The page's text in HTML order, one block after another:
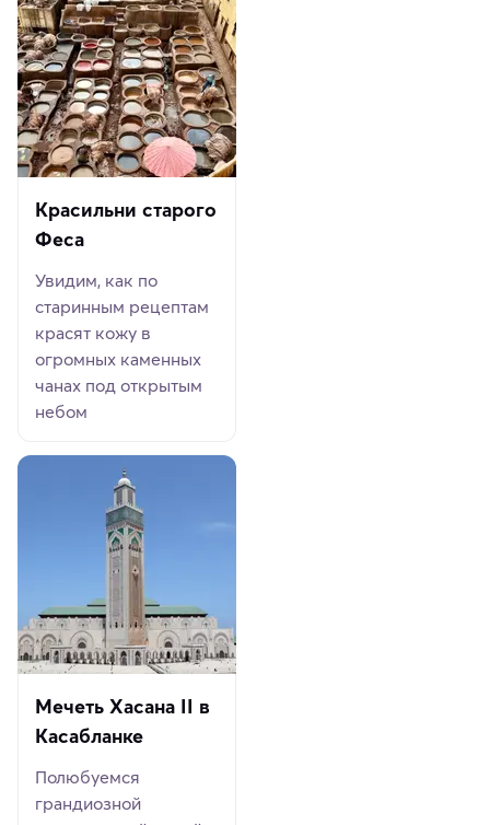
Красильни старого
Феса
Увидим, как по
старинным рецептам
красят кожу в
огромных каменных
чанах под открытым
небом
Мечеть Хасана II в
Касабланке
Полюбуемся
грандиозной